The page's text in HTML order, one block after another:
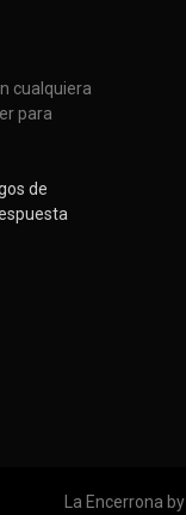
cualquiera
para
de
La Encerrona by